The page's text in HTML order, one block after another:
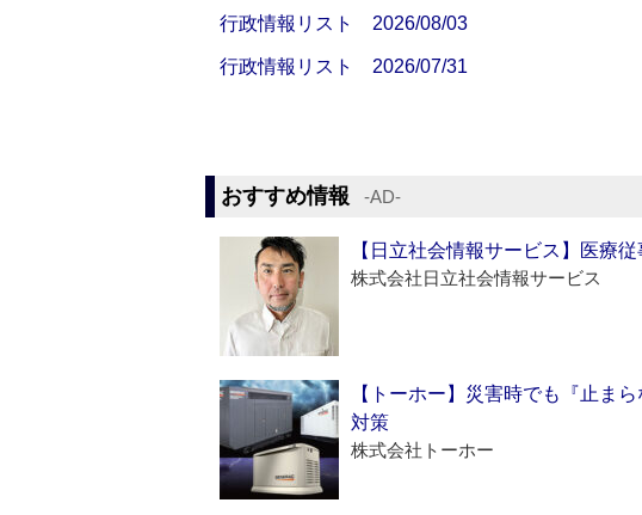
行政情報リスト 2026/08/03
行政情報リスト 2026/07/31
おすすめ情報 ‐AD‐
【日立社会情報サービス】医療
株式会社日立社会情報サービス
【トーホー】災害時でも『止ま
対策
株式会社トーホー